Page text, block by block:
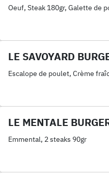
Oeuf, Steak 180gr, Galette de
LE SAVOYARD
Escalope de poulet, Crème
LE MENTALE
Emmental, 2 steaks 90gr